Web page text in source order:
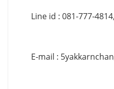
Line id : 081-777-
E-mail :